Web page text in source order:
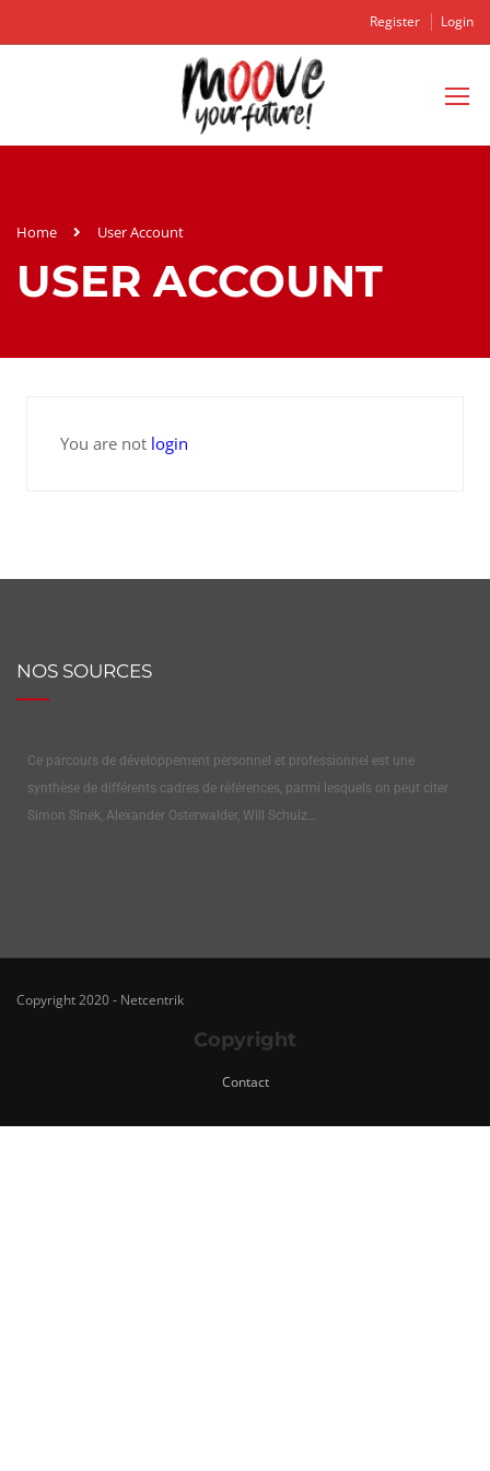
Register Login
Home User Account
USER ACCOUNT
You are not login
NOS SOURCES
Ce parcours de développement personnel et professionnel est une
synthèse de différents cadres de références, parmi lesquels on peut citer
Simon Sinek, Alexander Osterwalder, Will Schulz…
Copyright 2020 - Netcentrik
Copyright
Contact